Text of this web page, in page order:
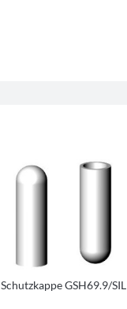
Schutzkappe GSH69.9/SIL